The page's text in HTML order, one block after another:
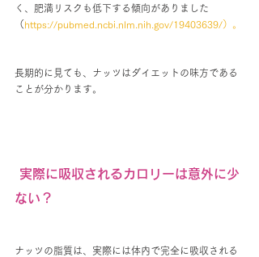
く、肥満リスクも低下する傾向がありました
（ https://pubmed.ncbi.nlm.nih.gov/19403639/）。
長期的に見ても、ナッツはダイエットの味方である
ことが分かります。
ない？
ナッツの脂質は、実際には体内で完全に吸収される